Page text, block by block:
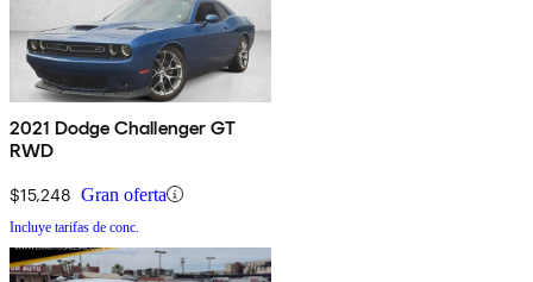
2021 Dodge Challenger GT
RWD
$15,248 Gran oferta
Incluye tarifas de conc.